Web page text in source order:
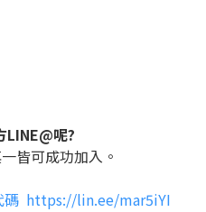
呢?
皆可成功加入。
碼 https://lin.ee/mar5iYI